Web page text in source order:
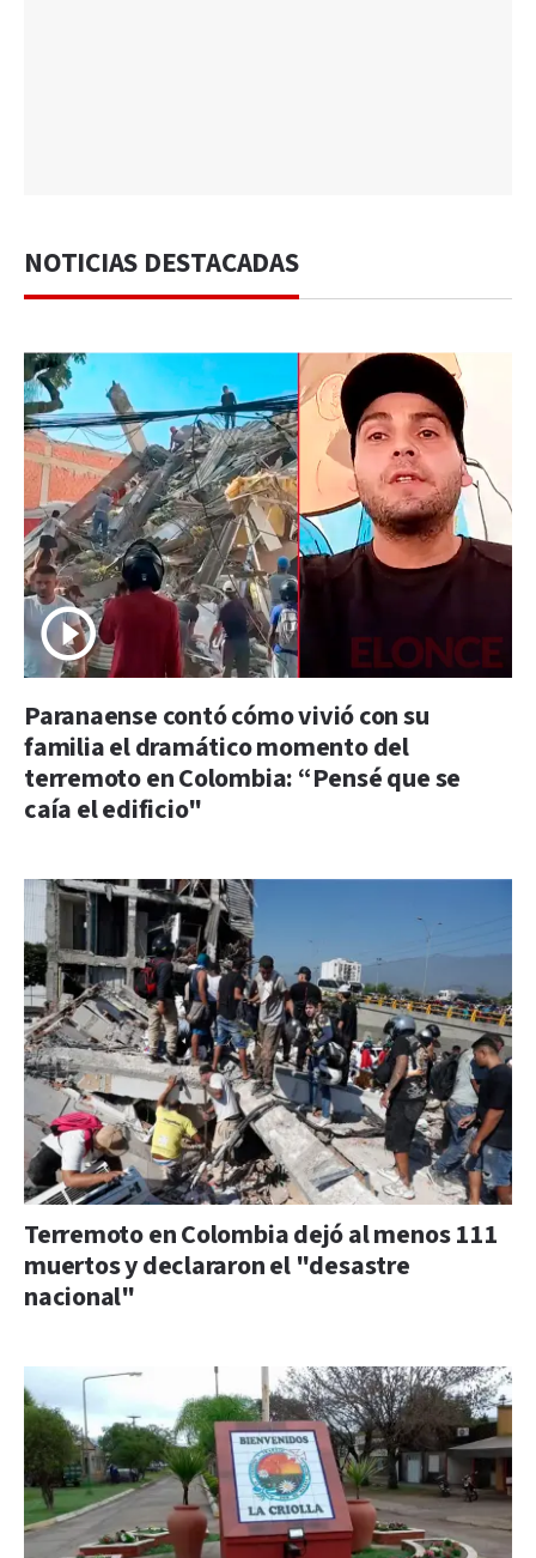
NOTICIAS DESTACADAS
Paranaense contó cómo vivió con su
familia el dramático momento del
terremoto en Colombia: “Pensé que se
caía el edificio"
Terremoto en Colombia dejó al menos 111
muertos y declararon el "desastre
nacional"